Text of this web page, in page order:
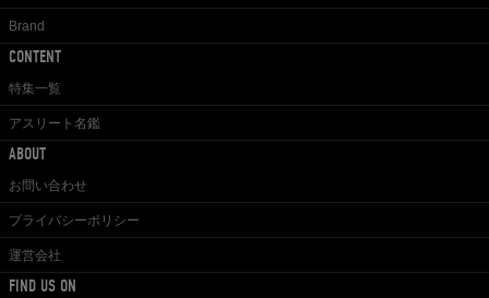
Brand
CONTENT
特集一覧
アスリート名鑑
ABOUT
お問い合わせ
プライバシーポリシー
運営会社
FIND US ON